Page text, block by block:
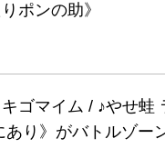
ポンの助》
ゴマイム / ♪やせ蛙
あり》がバトルゾー